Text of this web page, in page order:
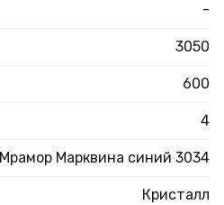
-
3050
600
4
Мрамор Марквина синий 3034
Кристалл